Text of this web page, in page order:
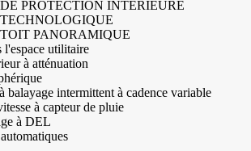
PROTECTION INTÉRIEURE
PANORAMIQUE
l'espace utilitaire
à atténuation
balayage intermittent à cadence variable
à capteur de pluie
à DEL